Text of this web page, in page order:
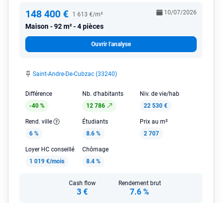
148 400 € 1 613 €/m²
Maison 92 m² - 4 pièces
10/07/2026
Ouvrir l'analyse
Saint-Andre-De-Cubzac (33240)
Différence
-40 %
Nb. d'habitants
12 786
Niv. de vie/hab
22 530 €
Rend. ville
6 %
Étudiants
8.6 %
Prix au m²
2 707
Loyer HC conseillé
1 019 €/mois
Chômage
8.4 %
Cash flow
3 €
Rendement brut
7.6 %